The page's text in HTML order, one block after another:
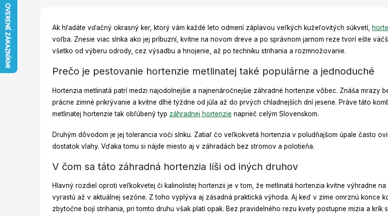
Ak hľadáte vďačný okrasný ker, ktorý vám každé leto odmení záplavou veľkých kužeľovitých súkvetí,
voľba. Znesie viac slnka ako jej príbuzní, kvitne na novom dreve a po správnom jarnom reze tvorí ešte
všetko od výberu odrody, cez výsadbu a hnojenie, až po techniku strihania a rozmnožovanie.
Prečo je pestovanie hortenzie metlinatej také populárne a jednoduché
Hortenzia metlinatá patrí medzi najodolnejšie a najnenáročnejšie záhradné hortenzie vôbec. Znáša mrazy
prácne zimné prikrývanie a kvitne dlhé týždne od júla až do prvých chladnejších dní jesene. Práve táto
metlinatej hortenzie tak obľúbený typ záhradnej hortenzie naprieč celým Slovenskom.
Druhým dôvodom je jej tolerancia voči slnku. Zatiaľ čo veľkokvetá hortenzia v poludňajšom úpale často
dostatok vlahy. Vďaka tomu si nájde miesto aj v záhradách bez stromov a polotieňa.
V čom sa táto záhradná hortenzia líši od iných druhov
Hlavný rozdiel oproti veľkokvetej či kalinolistej hortenzii je v tom, že metlinatá hortenzia kvitne výhradne
vyrastú až v aktuálnej sezóne. Z toho vyplýva aj zásadná praktická výhoda. Aj keď v zime omrznú konce
zbytočne bojí strihania, pri tomto druhu však platí opak. Bez pravidelného rezu kvety postupne mizia a krík